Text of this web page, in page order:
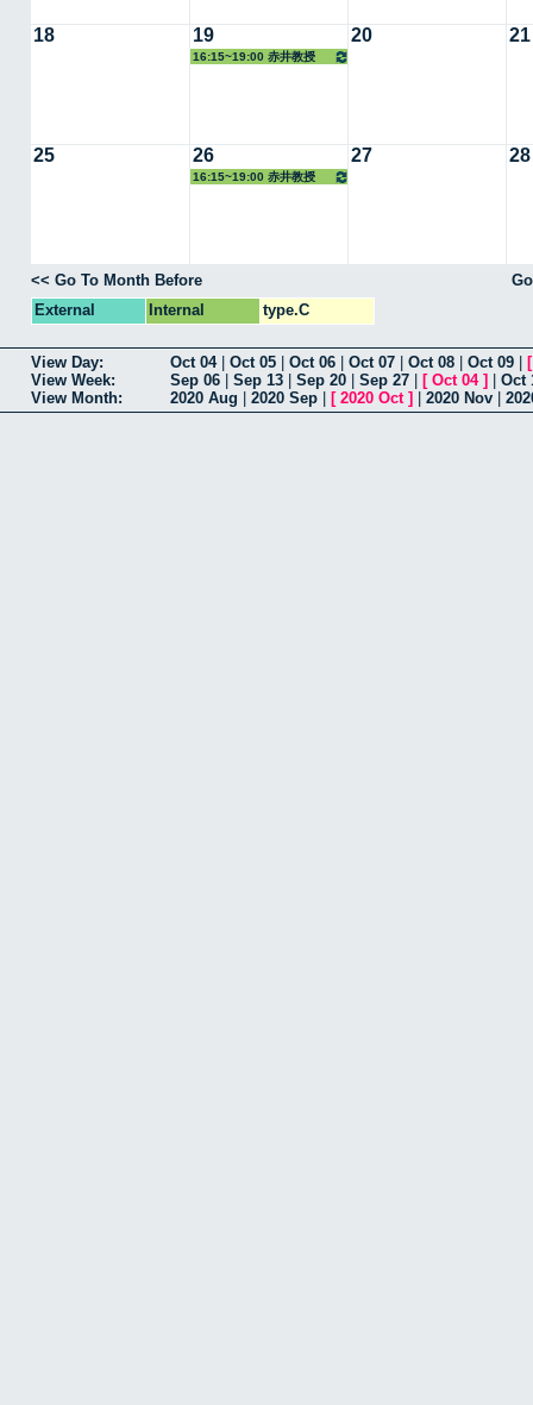
18 19
16:15~19:00 赤井教授
20 21
25 26
16:15~19:00 赤井教授
27 28
<< Go To Month Before
External
Internal type.C
View Day: Oct 04| Oct 05 Oct 06 Oct 07 Oct 08 Oct 09
View Week:
Sep 06 Sep 13 Sep 20 Sep 27 [ Oct 04]
Oct
View Month:
2020 Aug 2020 Sep [ 2020 Oct ] 2020 Nov